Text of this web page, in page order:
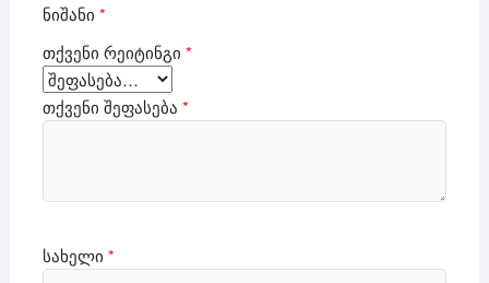
ნიშანი *
თქვენი რეიტინგი *
თქვენი შეფასება *
სახელი *